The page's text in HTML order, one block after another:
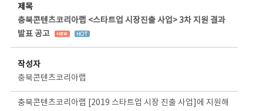
제목
충북콘텐츠코리아랩 <스타트업 시장진출 사업> 3차 지원 결과
발표 공고
작성자
충북콘텐츠코리아랩
충북콘텐츠코리아랩 [2019 스타트업 시장 진출 사업]에 지원해